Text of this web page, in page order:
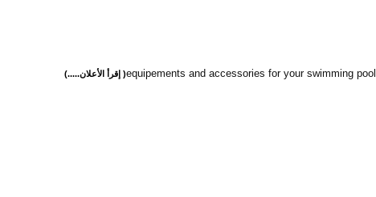
equipements and accessories for your swimming pool( إقرأ الأعلان.....)